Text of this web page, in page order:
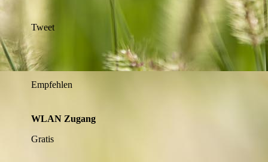
Tweet
Empfehlen
WLAN Zugang
Gratis